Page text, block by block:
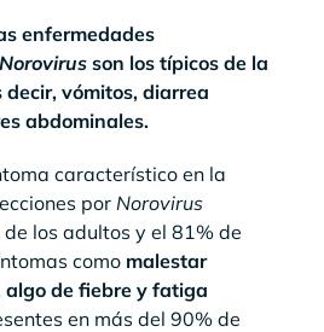
enfermedades
Norovirusson los típicos de la
vómitos, diarrea
abdominales.
característico en la
por Norovirus
los adultos y el 81% de
como malestar
algo de fiebre y fatiga
en más del 90% de